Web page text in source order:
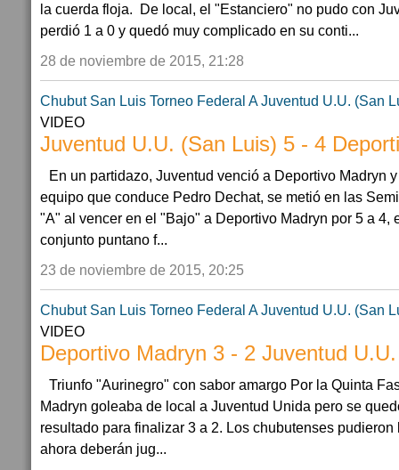
la cuerda floja. De local, el "Estanciero" no pudo con
perdió 1 a 0 y quedó muy complicado en su conti...
28 de noviembre de 2015, 21:28
Chubut San Luis Torneo Federal A Juventud U.U. (San
VIDEO
Juventud U.U. (San Luis) 5 - 4
En un partidazo, Juventud venció a Deportivo Madryn
equipo que conduce Pedro Dechat, se metió en las
"A" al vencer en el "Bajo" a Deportivo Madryn por 5 a 4,
conjunto puntano f...
23 de noviembre de 2015, 20:25
Chubut San Luis Torneo Federal A Juventud U.U. (San
VIDEO
Deportivo Madryn 3 - 2 Juventud
Triunfo "Aurinegro" con sabor amargo Por la Quinta
Madryn goleaba de local a Juventud Unida pero se
resultado para finalizar 3 a 2. Los chubutenses
ahora deberán jug...